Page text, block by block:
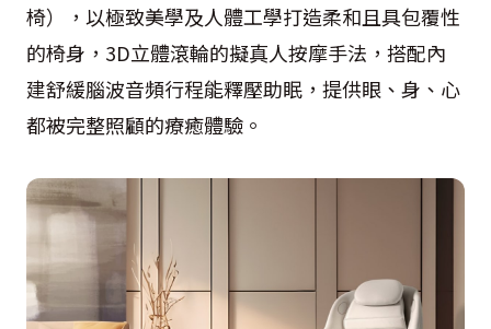
椅），以極致美學及人體工學打造柔和且具包覆性
的椅身，3D立體滾輪的擬真人按摩手法，搭配內
建舒緩腦波音頻行程能釋壓助眠，提供眼、身、心
都被完整照顧的療癒體驗。